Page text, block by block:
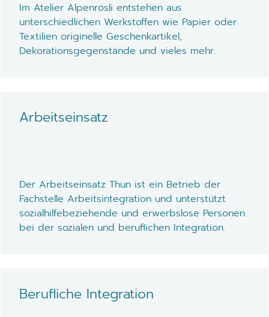
Im Atelier Alpenrösli entstehen aus
unterschiedlichen Werkstoffen wie Papier oder
Textilien originelle Geschenkartikel,
Dekorationsgegenstände und vieles mehr.
Arbeitseinsatz
Der Arbeitseinsatz Thun ist ein Betrieb der
Fachstelle Arbeitsintegration und unterstützt
sozialhilfebeziehende und erwerbslose Personen
bei der sozialen und beruflichen Integration.
Berufliche Integration